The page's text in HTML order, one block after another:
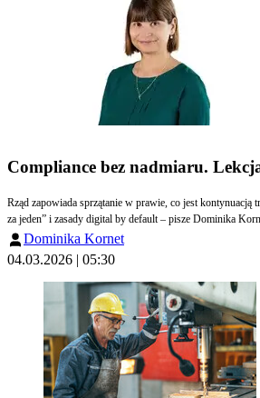
Compliance bez nadmiaru.
Rząd zapowiada sprzątanie w prawie, co jest
za jeden” i zasady digital by default – pisze Dominika
Dominika Kornet
04.03.2026 | 05:30